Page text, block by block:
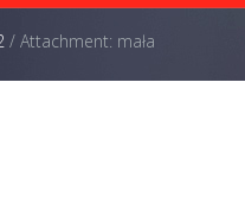
/ Attachment: mała